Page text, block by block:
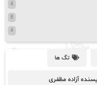
4
8
4
تگ ها
آزاده مظفری